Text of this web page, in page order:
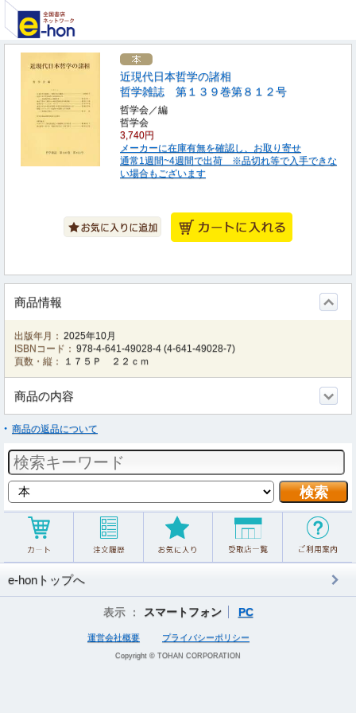
近現代日本哲学の諸相
哲学雑誌 第１３９巻第８１２号
哲学会／編
哲学会
3,740円
メーカーに在庫有無を確認し、お取り寄せ
通常1週間~4週間で出荷 ※品切れ等で入手できな
い場合もございます
商品情報
出版年月： 2025年10月
ISBNコード： 978-4-641-49028-4 (4-641-49028-7)
頁数・縦：
１７５Ｐ ２２ｃｍ
商品の内容
商品の返品について
e-honトップへ
表示 ： スマートフォン PC
運営会社概要 プライバシーポリシー
Copyright © TOHAN CORPORATION